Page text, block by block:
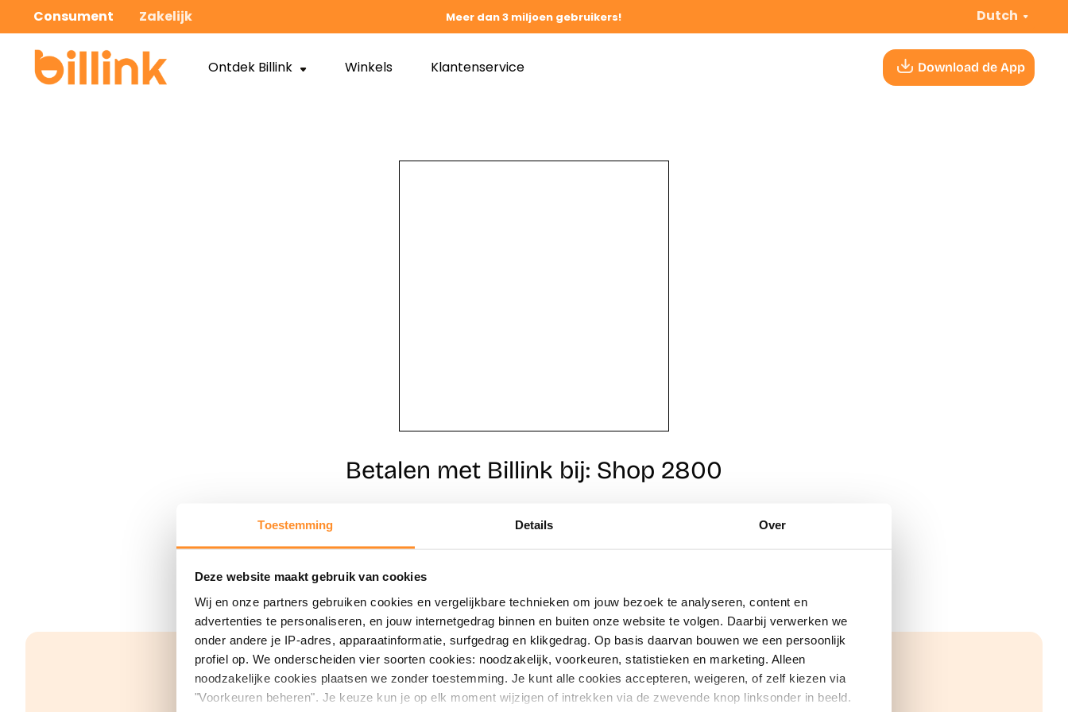
Toestemming Details Over
Deze website maakt gebruik van cookies
Wij en onze partners gebruiken cookies en vergelijkbare technieken om jouw bezoek te analyseren, content en
advertenties te personaliseren, en jouw internetgedrag binnen en buiten onze website te volgen. Daarbij verwerken we
onder andere je IP-adres, apparaatinformatie, surfgedrag en klikgedrag. Op basis daarvan bouwen we een persoonlijk
profiel op. We onderscheiden vier soorten cookies: noodzakelijk, voorkeuren, statistieken en marketing. Alleen
noodzakelijke cookies plaatsen we zonder toestemming. Je kunt alle cookies accepteren, weigeren, of zelf kiezen via
"Voorkeuren beheren". Je keuze kun je op elk moment wijzigen of intrekken via de zwevende knop linksonder in beeld.
Consument Zakelijk Meer dan 3 miljoen gebruikers! Dutch
Ontdek Billink Winkels Klantenservice Download de App
Betalen met Billink bij: Shop 2800